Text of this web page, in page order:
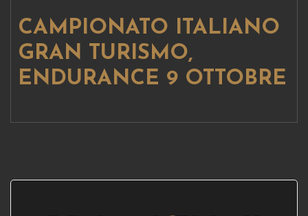
CAMPIONATO ITALIANO
GRAN TURISMO,
ENDURANCE 9 OTTOBRE